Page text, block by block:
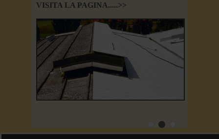
VISITA LA PAGINA.....>>